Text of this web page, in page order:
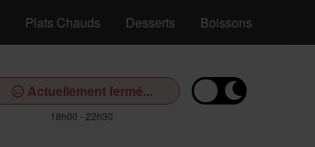
Plats Chauds Desserts Boissons
Actuellement fermé...
18h00 - 22h30